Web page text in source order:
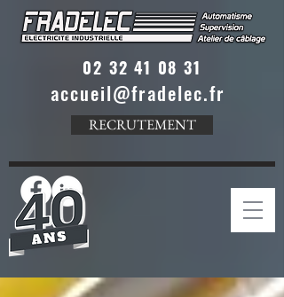
02 32 41 08 31
accueil@fradelec.fr
RECRUTEMENT